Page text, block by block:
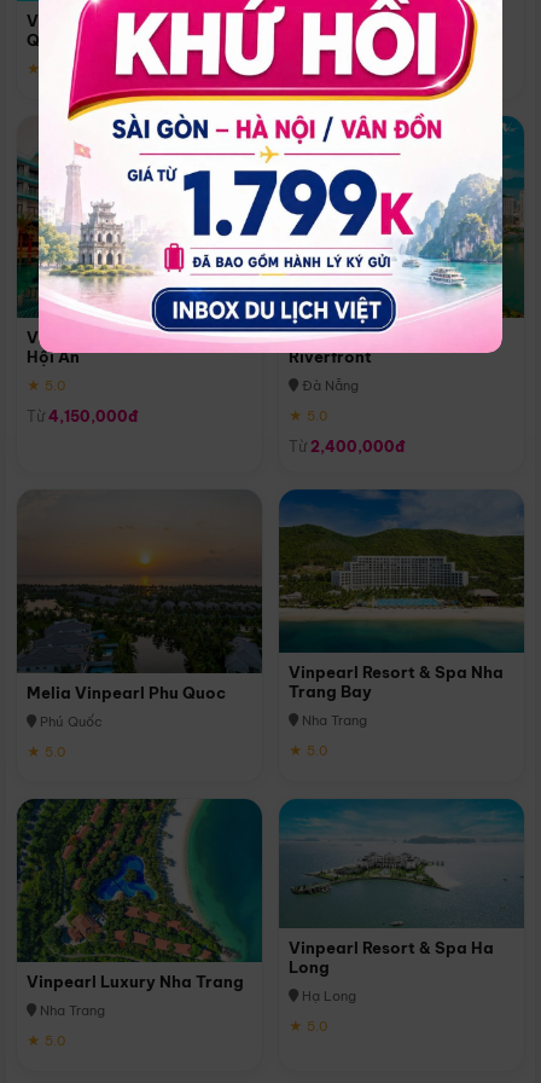
Vinpearl Resort & Spa Phu
Quoc
★ 5.0
Quoc
Phú Quốc
★ 5.0
Vinpearl Resort & Golf Nam
Hội An
★ 5.0
Từ 4,150,000đ
Melia Vinpearl Danang
Riverfront
Đà Nẵng
★ 5.0
Từ 2,400,000đ
Melia Vinpearl Phu Quoc
Phú Quốc
★ 5.0
Vinpearl Resort & Spa Nha
Trang Bay
Nha Trang
★ 5.0
Vinpearl Luxury Nha Trang
Nha Trang
★ 5.0
Vinpearl Resort & Spa Ha
Long
Hạ Long
★ 5.0